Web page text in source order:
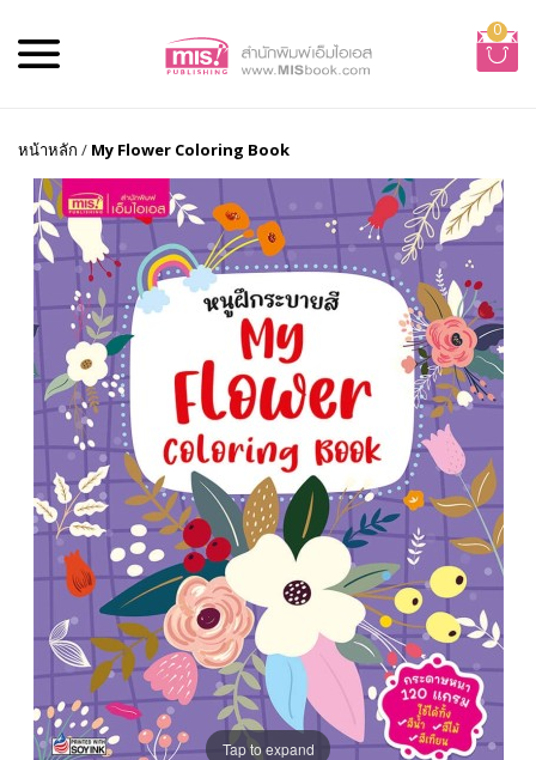
0
หน้าหลัก / My Flower Coloring Book
Tap to expand